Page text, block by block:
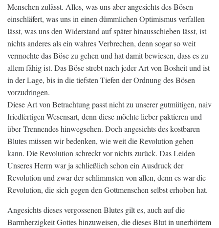
Menschen zulässt. Alles, was uns aber angesichts des Bösen
einschläfert, was uns in einen dümmlichen Optimismus verfallen
lässt, was uns den Widerstand auf später hinausschieben lässt, ist
nichts anderes als ein wahres Verbrechen, denn sogar so weit
vermochte das Böse zu gehen und hat damit bewiesen, dass es zu
allem fähig ist. Das Böse strebt nach jeder Art von Bosheit und ist
in der Lage, bis in die tiefsten Tiefen der Ordnung des Bösen
vorzudringen.
Diese Art von Betrachtung passt nicht zu unserer gutmütigen, naiv
friedfertigen Wesensart, denn diese möchte lieber paktieren und
über Trennendes hinwegsehen. Doch angesichts des kostbaren
Blutes müssen wir bedenken, wie weit die Revolution gehen
kann. Die Revolution schreckt vor nichts zurück. Das Leiden
Unseres Herrn war ja schließlich schon ein Ausdruck der
Revolution und zwar der schlimmsten von allen, denn es war die
Revolution, die sich gegen den Gottmenschen selbst erhoben hat.
Angesichts dieses vergossenen Blutes gilt es, auch auf die
Barmherzigkeit Gottes hinzuweisen, die dieses Blut in unerhörtem